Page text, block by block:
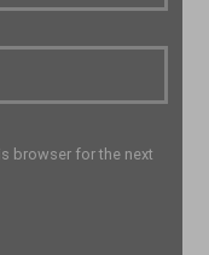
browser for the next